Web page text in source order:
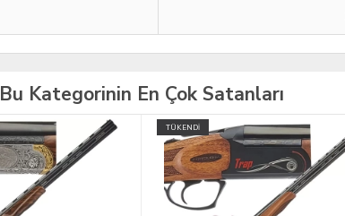
Bu Kategorinin En Çok Satanları
TÜKENDİ